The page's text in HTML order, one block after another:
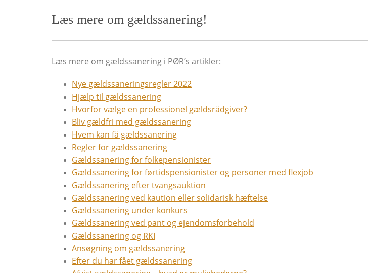
Læs mere om gældssanering!
Læs mere om gældssanering i PØR’s artikler:
Nye gældssaneringsregler 2022
Hjælp til gældssanering
Hvorfor vælge en professionel gældsrådgiver?
Bliv gældfri med gældssanering
Hvem kan få gældssanering
Regler for gældssanering
Gældssanering for folkepensionister
Gældssanering for førtidspensionister og personer med flexjob
Gældssanering efter tvangsauktion
Gældssanering ved kaution eller solidarisk hæftelse
Gældssanering under konkurs
Gældssanering ved pant og ejendomsforbehold
Gældssanering og RKI
Ansøgning om gældssanering
Efter du har fået gældssanering